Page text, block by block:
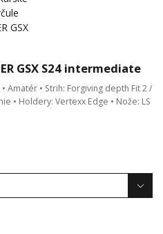
GSX S24 intermediate
Amatér • Strih: Forgiving depth Fit 2 /
• Holdery: Vertexx Edge • Nože: LS